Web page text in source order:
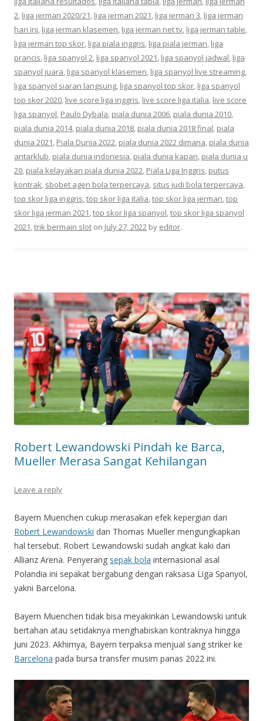
2, liga jerman 2020/21, liga jerman 2021, liga jerman 3, liga jerman
hari ini, liga jerman klasemen, liga jerman net tv, liga jerman table,
liga jerman top skor, liga piala inggris, liga piala jerman, liga
prancis, liga spanyol 2, liga spanyol 2021, liga spanyol jadwal, liga
spanyol juara, liga spanyol klasemen, liga spanyol live streaming,
liga spanyol siaran langsung, liga spanyol top skor, liga spanyol
top skor 2020, live score liga inggris, live score liga italia, live score
liga spanyol, Paulo Dybala, piala dunia 2006, piala dunia 2010,
piala dunia 2014, piala dunia 2018, piala dunia 2018 final, piala
dunia 2021, Piala Dunia 2022, piala dunia 2022 dimana, piala dunia
antarklub, piala dunia indonesia, piala dunia kapan, piala dunia u
20, piala kelayakan piala dunia 2022, Piala Liga Inggris, putus
kontrak, sbobet agen bola terpercaya, situs judi bola terpercaya,
top skor liga inggris,top skor liga italia,top skor liga jerman,top
skor liga jerman 2021,top skor liga spanyol,top skor liga spanyol
2021,trik bermain slot on July 27, 2022 by editor.
Robert Lewandowski Pindah ke Barca,
Mueller Merasa Sangat Kehilangan
Leave a reply
Bayern Muenchen cukup merasakan efek kepergian dari
Robert Lewandowski dan Thomas Mueller mengungkapkan
hal tersebut. Robert Lewandowski sudah angkat kaki dari
Allianz Arena. Penyerang sepak bola internasional asal
Polandia ini sepakat bergabung dengan raksasa Liga Spanyol,
yakni Barcelona.
Bayern Muenchen tidak bisa meyakinkan Lewandowski untuk
bertahan atau setidaknya menghabiskan kontraknya hingga
Juni 2023. Akhirnya, Bayern terpaksa menjual sang striker ke
Barcelona pada bursa transfer musim panas 2022 ini.